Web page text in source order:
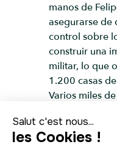
manos de
asegurarse de
control sobre
construir una
militar, lo que
1.200 casas
Varios miles
sin hogar y
Barceloneta.
finalmente